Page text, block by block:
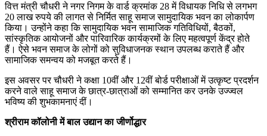
वित्त मंत्री चौधरी ने नगर निगम के वार्ड क्रमांक 28 में विधायक निधि से लगभग
20 लाख रुपये की लागत से निर्मित साहू समाज सामुदायिक भवन का लोकार्पण
किया। उन्होंने कहा कि सामुदायिक भवन सामाजिक गतिविधियों, बैठकों,
सांस्कृतिक आयोजनों और पारिवारिक कार्यक्रमों के लिए महत्वपूर्ण केंद्र होते
हैं। ऐसे भवन समाज के लोगों को सुविधाजनक स्थान उपलब्ध कराते हैं और
सामाजिक समन्वय को मजबूत करते हैं।
इस अवसर पर चौधरी ने कक्षा 10वीं और 12वीं बोर्ड परीक्षाओं में उत्कृष्ट प्रदर्शन
करने वाले साहू समाज के छात्र-छात्राओं को सम्मानित कर उनके उज्ज्वल
भविष्य की शुभकामनाएं दीं।
श्रीराम कॉलोनी में बाल उद्यान का जीर्णोद्धार